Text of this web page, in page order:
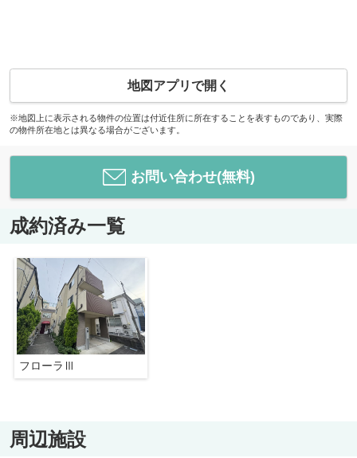
地図アプリで開く
※地図上に表示される物件の位置は付近住所に所在することを表すものであり、実際
の物件所在地とは異なる場合がございます。
お問い合わせ(無料)
成約済み一覧
フローラⅢ
周辺施設